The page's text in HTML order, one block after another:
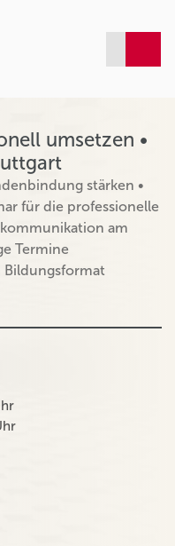
umsetzen •
stärken •
für die professionelle
am
Termine